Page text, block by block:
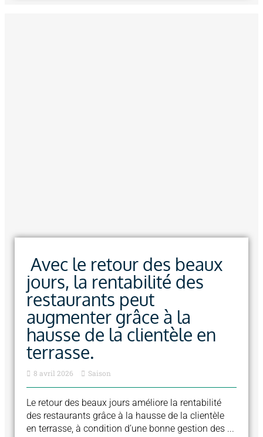
Avec le retour des beaux
jours, la rentabilité des
restaurants peut
augmenter grâce à la
hausse de la clientèle en
terrasse.
8 avril 2026 Saison
Le retour des beaux jours améliore la rentabilité
des restaurants grâce à la hausse de la clientèle
en terrasse, à condition d’une bonne gestion des ...